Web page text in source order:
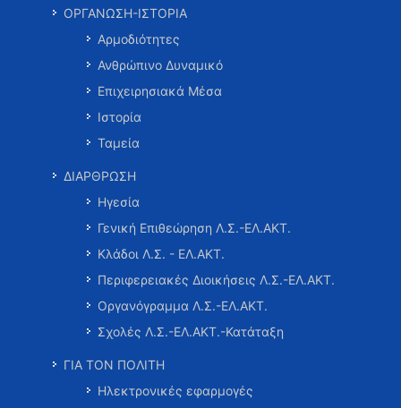
ΟΡΓΑΝΩΣΗ-ΙΣΤΟΡΙΑ
Αρμοδιότητες
Ανθρώπινο Δυναμικό
Επιχειρησιακά Μέσα
Ιστορία
Ταμεία
ΔΙΑΡΘΡΩΣΗ
Ηγεσία
Γενική Επιθεώρηση Λ.Σ.-ΕΛ.ΑΚΤ.
Κλάδοι Λ.Σ. - ΕΛ.ΑΚΤ.
Περιφερειακές Διοικήσεις Λ.Σ.-ΕΛ.ΑΚΤ.
Οργανόγραμμα Λ.Σ.-ΕΛ.ΑΚΤ.
Σχολές Λ.Σ.-ΕΛ.ΑΚΤ.-Κατάταξη
ΓΙΑ ΤΟΝ ΠΟΛΙΤΗ
Ηλεκτρονικές εφαρμογές